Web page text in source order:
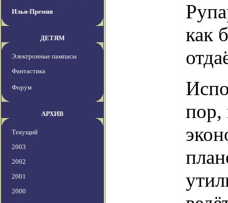
Илья-Премия
ДЕТЯМ
Электронные пампасы
Фантастика
Форум
АРХИВ
Текущий
2003
2002
2001
2000
как
пор,